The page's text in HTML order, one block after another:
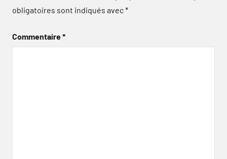
obligatoires sont indiqués avec*
Commentaire*